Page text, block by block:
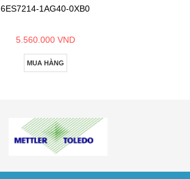
6ES7214-1AG40-0XB0
5.560.000 VND
MUA HÀNG